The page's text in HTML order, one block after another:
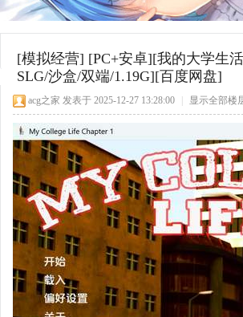
[模拟经营] [PC+安卓][我的大学生
SLG/沙盒/双端/1.19G][百度网盘]
acg之家 发表于 2025-12-27 13:28:00 显示全部楼